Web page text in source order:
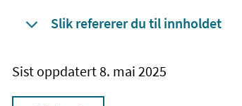
Slik refererer du til innholdet
Sist oppdatert 8. mai 2025